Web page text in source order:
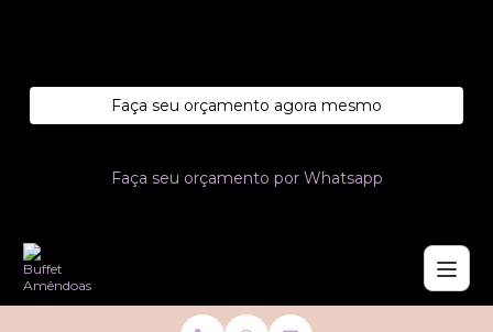
Faça seu orçamento agora mesmo
Faça seu orçamento por Whatsapp